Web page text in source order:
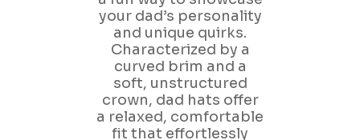
your dad’s personality
and unique quirks.
Characterized by a
curved brim and a
soft, unstructured
crown, dad hats offer
a relaxed, comfortable
fit that effortlessly